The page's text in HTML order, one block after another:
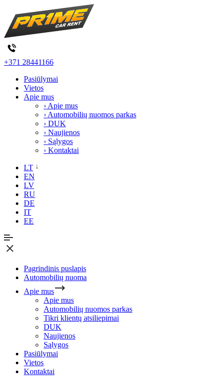
+371 28441166
Pasiūlymai
Vietos
Apie mus
› Apie mus
› Automobilių nuomos parkas
› DUK
› Naujienos
› Sąlygos
› Kontaktai
LT
EN
LV
RU
DE
IT
EE
Pagrindinis puslapis
Automobilių nuoma
Apie mus
Apie mus
Automobilių nuomos parkas
Tikri klientų atsiliepimai
DUK
Naujienos
Sąlygos
Pasiūlymai
Vietos
Kontaktai